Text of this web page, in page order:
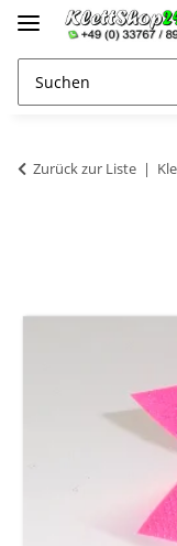
Zurück zur Liste